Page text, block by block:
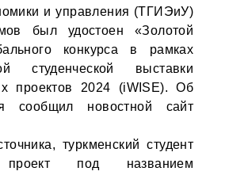
и управления (ТГИЭиУ)
был удостоен «Золотой
конкурса в рамках
студенческой выставки
проектов 2024 (iWISE). Об
новостной сайт
туркменский студент
проект под названием